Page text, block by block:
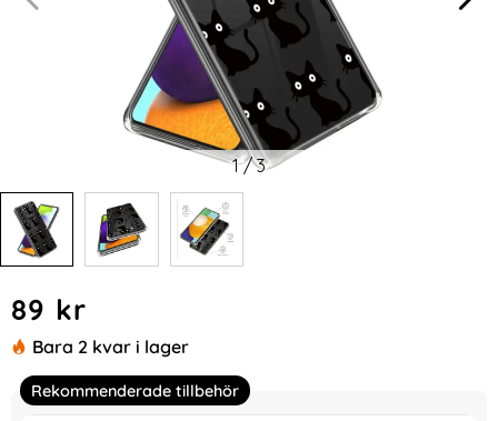
1/3
pris
89 kr
Bara 2 kvar i lager
Rekommenderade tillbehör